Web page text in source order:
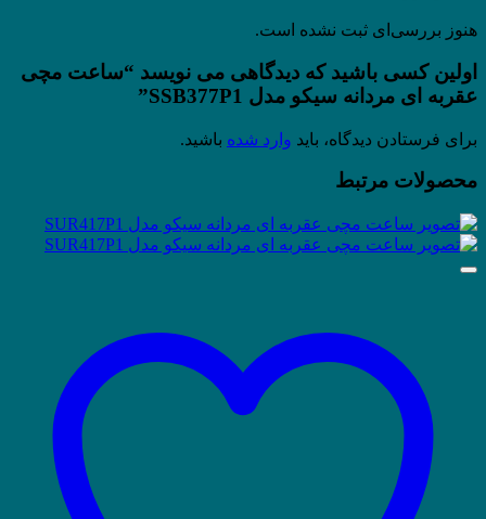
هنوز بررسی‌ای ثبت نشده است.
اولین کسی باشید که دیدگاهی می نویسد “ساعت مچی
عقربه ای مردانه سیکو مدل SSB377P1”
برای فرستادن دیدگاه، باید وارد شده باشید.
محصولات مرتبط